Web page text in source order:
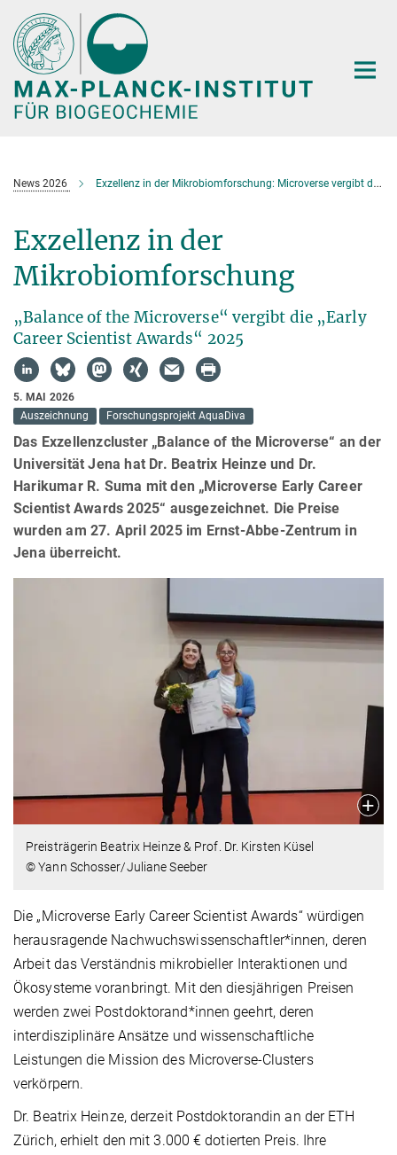
Hauptinhalt
News 2026 Exzellenz in der Mikrobiomforschung: Microverse vergibt die „Early Career Scientist Awards“ 2025
Exzellenz in der
Mikrobiomforschung
„Balance of the Microverse“ vergibt die „Early
Career Scientist Awards“ 2025
5. MAI 2026
Auszeichnung
Forschungsprojekt AquaDiva
Das Exzellenzcluster „Balance of the Microverse“ an der
Universität Jena hat Dr. Beatrix Heinze und Dr.
Harikumar R. Suma mit den „Microverse Early Career
Scientist Awards 2025“ ausgezeichnet. Die Preise
wurden am 27. April 2025 im Ernst-Abbe-Zentrum in
Jena überreicht.
Preisträgerin Beatrix Heinze & Prof. Dr. Kirsten Küsel
© Yann Schosser/Juliane Seeber
Die „Microverse Early Career Scientist Awards“ würdigen
herausragende Nachwuchswissenschaftler*innen, deren
Arbeit das Verständnis mikrobieller Interaktionen und
Ökosysteme voranbringt. Mit den diesjährigen Preisen
werden zwei Postdoktorand*innen geehrt, deren
interdisziplinäre Ansätze und wissenschaftliche
Leistungen die Mission des Microverse-Clusters
verkörpern.
Dr. Beatrix Heinze, derzeit Postdoktorandin an der ETH
Zürich, erhielt den mit 3.000 € dotierten Preis. Ihre